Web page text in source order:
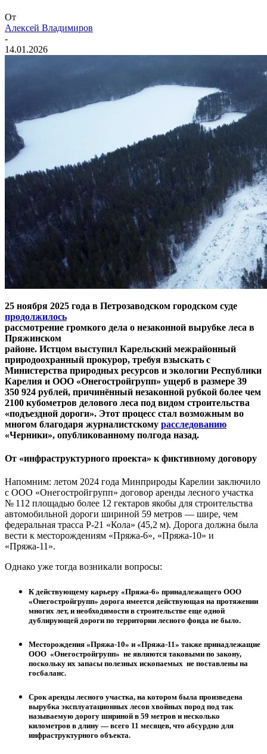
От
Алексей Владимиров
-
14.01.2026
25 ноября 2025 года в Петрозаводском городском суде
продолжилось
рассмотрение громкого дела о незаконной вырубке леса в
Пряжинском
районе. Истцом выступил Карельский межрайонный
природоохранный прокурор, требуя взыскать с
Министерства природных ресурсов и экологии Республики
Карелия и ООО «Онегостройгрупп» ущерб в размере 39
350 924 рублей, причинённый незаконной рубкой более чем
2100 кубометров делового леса под видом строительства
«подъездной дороги». Этот процесс стал возможным во
многом благодаря журналистскому расследованию
«Черники», опубликованному полгода назад.
От «инфраструктурного проекта» к фиктивному договору
Напомним: летом 2024 года Минприроды Карелии заключило
с ООО «Онегостройгрупп» договор аренды лесного участка
№ 112 площадью более 12 гектаров якобы для строительства
автомобильной дороги шириной 59 метров — шире, чем
федеральная трасса Р-21 «Кола» (45,2 м). Дорога должна была
вести к месторождениям «Пряжа-6», «Пряжа-10» и
«Пряжа-11».
Однако уже тогда возникали вопросы:
К действующему карьеру «Пряжа-6» принадлежащего ООО
«Онегостройгрупп» дорога имеется действующая на протяжении
многих лет, и необходимости в строительстве еще одной
дублирующей дороги по территории лесного фонда не было.
Месторождения «Пряжа-10» и «Пряжа-11» также принадлежащие
ООО «Онегостройгрупп» не являются таковыми по закону,
поскольку их запасы полезных ископаемых не поставлены на
госбаланс.
Срок аренды лесного участка, на котором была произведена
вырубка эксплуатационных лесов хвойных пород под так
называемую дорогу шириной в 59 метров и несколько
километров в длину — всего 11 месяцев, что абсурдно для
инфраструктурного объекта.